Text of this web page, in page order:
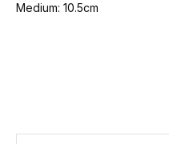
Medium: 10.5cm